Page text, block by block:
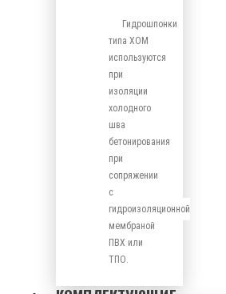
Гидрошпонки
типа ХОМ
используются
при
изоляции
холодного
шва
бетонирования
при
сопряжении
с
гидроизоляционной
мембраной
ПВХ или
ТПО.